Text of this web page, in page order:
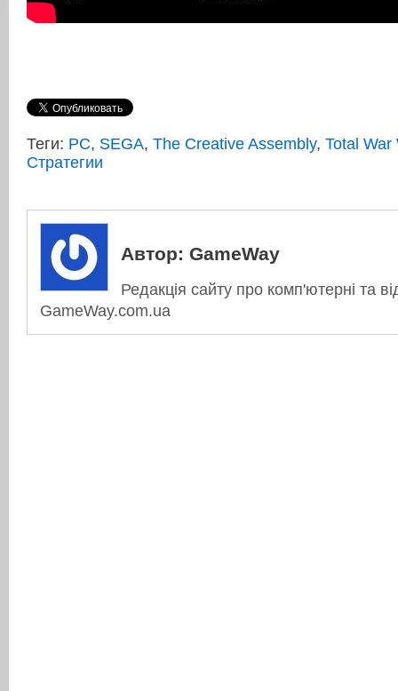
Теги: PC, SEGA, The Creative Assembly, Total War
Стратегии
Автор: GameWay
Редакція сайту про комп'ютерні та
GameWay.com.ua